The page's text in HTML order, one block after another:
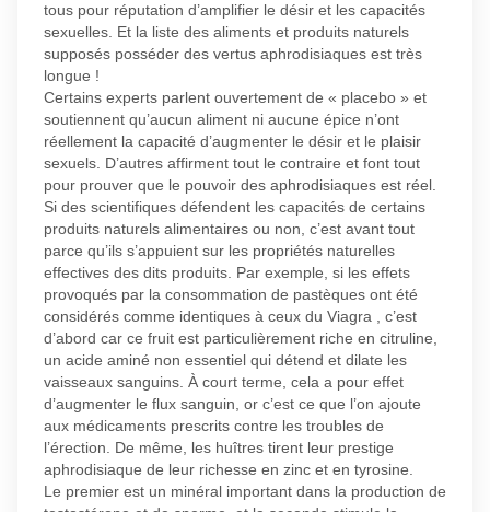
tous pour réputation d’amplifier le désir et les capacités
sexuelles. Et la liste des aliments et produits naturels
supposés posséder des vertus aphrodisiaques est très
longue !
Certains experts parlent ouvertement de « placebo » et
soutiennent qu’aucun aliment ni aucune épice n’ont
réellement la capacité d’augmenter le désir et le plaisir
sexuels. D’autres affirment tout le contraire et font tout
pour prouver que le pouvoir des aphrodisiaques est réel.
Si des scientifiques défendent les capacités de certains
produits naturels alimentaires ou non, c’est avant tout
parce qu’ils s’appuient sur les propriétés naturelles
effectives des dits produits. Par exemple, si les effets
provoqués par la consommation de pastèques ont été
considérés comme identiques à ceux du Viagra , c’est
d’abord car ce fruit est particulièrement riche en citruline,
un acide aminé non essentiel qui détend et dilate les
vaisseaux sanguins. À court terme, cela a pour effet
d’augmenter le flux sanguin, or c’est ce que l’on ajoute
aux médicaments prescrits contre les troubles de
l’érection. De même, les huîtres tirent leur prestige
aphrodisiaque de leur richesse en zinc et en tyrosine.
Le premier est un minéral important dans la production de